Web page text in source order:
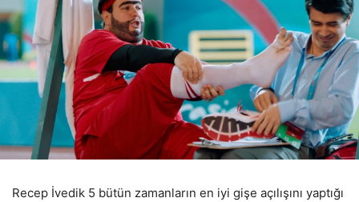
Recep İvedik 5 bütün zamanların en iyi gişe açılışını yaptığı